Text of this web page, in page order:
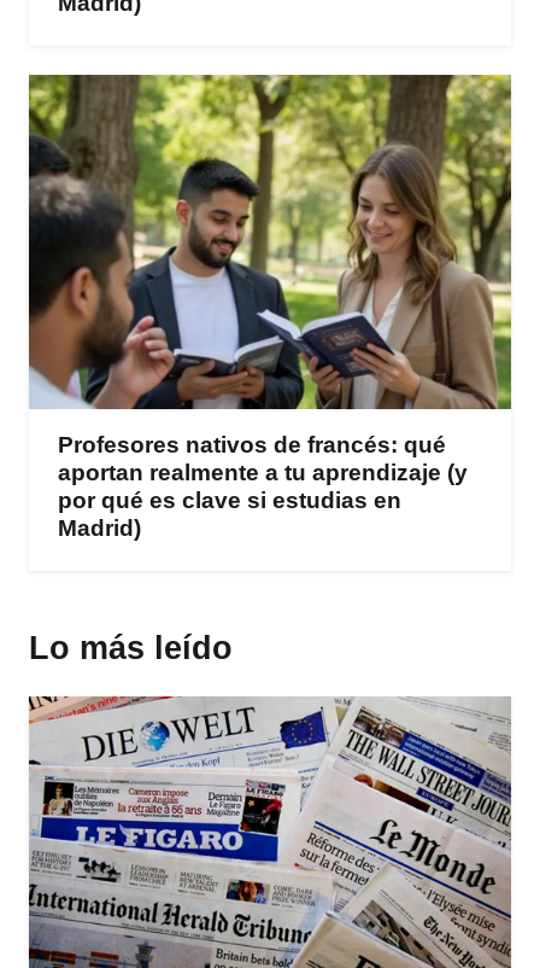
Profesores nativos de francés: qué
aportan realmente a tu aprendizaje (y
por qué es clave si estudias en
Madrid)
Lo más leído